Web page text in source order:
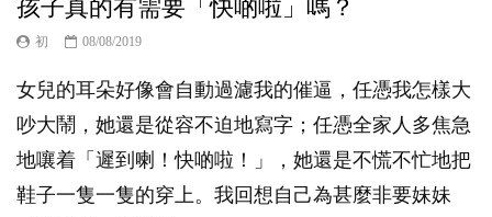
孩子真的有需要「快啲啦」嗎？
初 08/08/2019
女兒的耳朵好像會自動過濾我的催逼，任憑我怎樣大
吵大鬧，她還是從容不迫地寫字；任憑全家人多焦急
地嚷着「遲到喇！快啲啦！」，她還是不慌不忙地把
鞋子一隻一隻的穿上。我回想自己為甚麼非要妹妹